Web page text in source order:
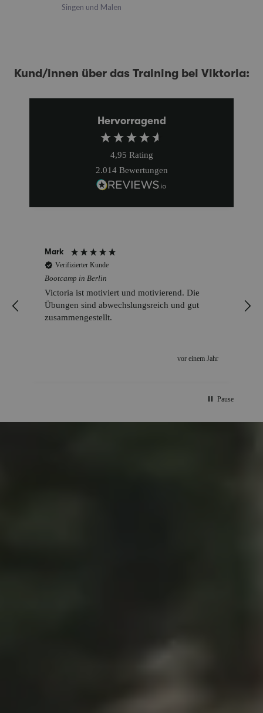
Singen und Malen
Kund/innen über das Training bei Viktoria:
Hervorragend
4,95 Rating
2.014 Bewertungen
Mark
Verifizierter Kunde
Bootcamp in Berlin
Victoria ist motiviert und motivierend. Die
Übungen sind abwechslungsreich und gut
zusammengestellt.
vor einem Jahr
Pause